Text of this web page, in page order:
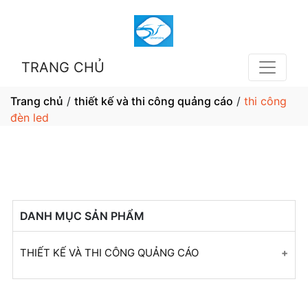
TRANG CHỦ
Trang chủ / thiết kế và thi công quảng cáo / thi công
đèn led
DANH MỤC SẢN PHẨM
THIẾT KẾ VÀ THI CÔNG QUẢNG CÁO
Thi Công Biển Quảng Cáo